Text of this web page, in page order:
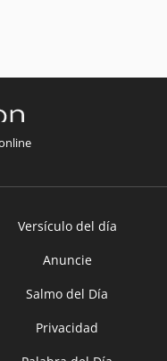
Versículo del día
Anuncie
Salmo del Día
Privacidad